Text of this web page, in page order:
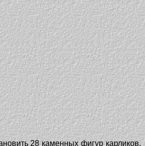
28 каменных фигур карликов,